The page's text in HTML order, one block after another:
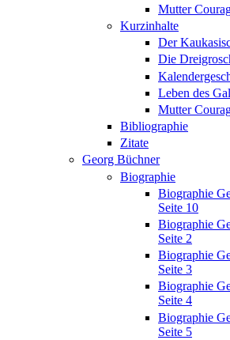
Mutter
Kurzinhalte
Der
Die
Leben des
Mutter
Bibliographie
Zitate
Georg Büchner
Biographie
Biographie
Seite 10
Biographie
Seite 2
Biographie
Seite 3
Biographie
Seite 4
Biographie
Seite 5